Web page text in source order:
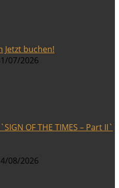
Jetzt buchen!
07/2026
OF THE TIMES – Part II`
08/2026